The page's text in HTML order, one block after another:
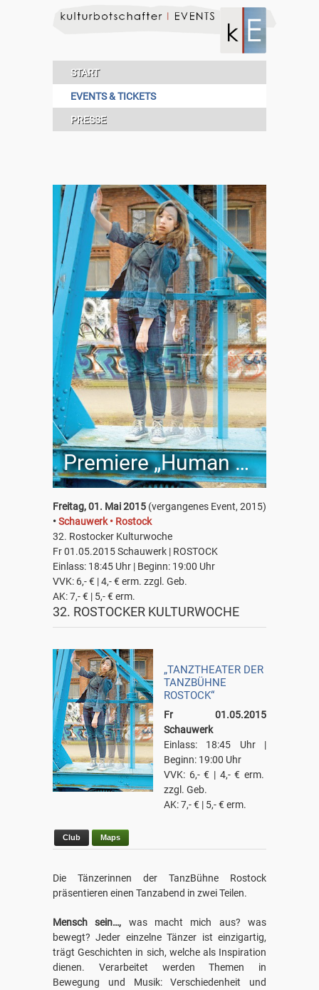
START
EVENTS & TICKETS
PRESSE
Premiere „Human Being“
(vergangenes Event, 2015)
Freitag, 01. Mai 2015
•Schauwerk • Rostock
32. Rostocker Kulturwoche
Fr 01.05.2015 Schauwerk | ROSTOCK
Einlass: 18:45 Uhr | Beginn: 19:00 Uhr
VVK: 6,- € | 4,- € erm. zzgl. Geb.
AK: 7,- € | 5,- € erm.
32. ROSTOCKER KULTURWOCHE
„TANZTHEATER DER
TANZBÜHNE
ROSTOCK“
Fr 01.05.2015
Schauwerk
Einlass: 18:45 Uhr |
Beginn: 19:00 Uhr
VVK: 6,- € | 4,- € erm.
zzgl. Geb.
AK: 7,- € | 5,- € erm.
Club Maps
Die Tänzerinnen der TanzBühne Rostock
präsentieren einen Tanzabend in zwei Teilen.
Mensch sein…, was macht mich aus? was
bewegt? Jeder einzelne Tänzer ist einzigartig,
trägt Geschichten in sich, welche als Inspiration
dienen. Verarbeitet werden Themen in
Bewegung und Musik: Verschiedenheit und